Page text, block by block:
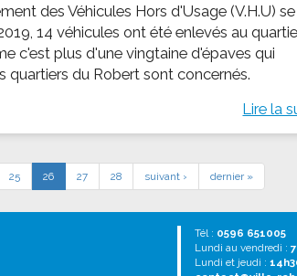
des Véhicules Hors d'Usage (V.H.U) se
14 véhicules ont été enlevés au
c'est plus d'une vingtaine d'épaves qui
quartiers du Robert sont concernés.
Lire la
25 26 27 28 suivant › dernier »
Tél : 0596 651005
Lundi au vendredi :
Lundi et jeudi :